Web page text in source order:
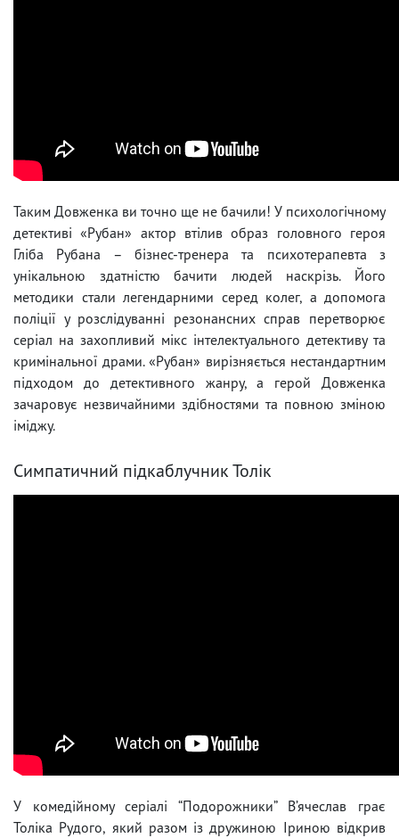
Таким Довженка ви точно ще не бачили! У психологічному
детективі «Рубан» актор втілив образ головного героя
Гліба Рубана – бізнес-тренера та психотерапевта з
унікальною здатністю бачити людей наскрізь. Його
методики стали легендарними серед колег, а допомога
поліції у розслідуванні резонансних справ перетворює
серіал на захопливий мікс інтелектуального детективу та
кримінальної драми. «Рубан» вирізняється нестандартним
підходом до детективного жанру, а герой Довженка
зачаровує незвичайними здібностями та повною зміною
іміджу.
Симпатичний підкаблучник Толік
У комедійному серіалі “Подорожники” В’ячеслав грає
Толіка Рудого, який разом із дружиною Іриною відкрив